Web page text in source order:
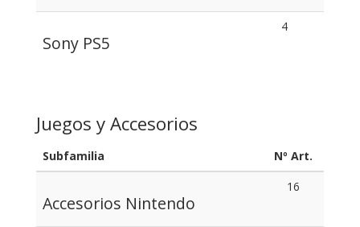
Sony PS5
4
Juegos y Accesorios
Subfamilia Nº Art.
Accesorios Nintendo
16